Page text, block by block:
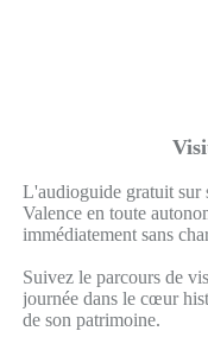
L'audioguide gratuit sur
Valence en toute
immédiatement sans
Suivez le parcours de
journée dans le cœur
de son patrimoine.